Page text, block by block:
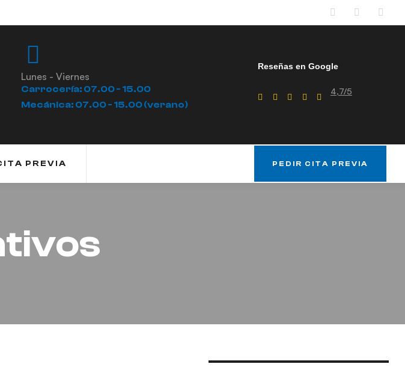
Lunes - Viernes
Carrocería: 07.00 - 15.00
Mecánica: 07.00 - 15.00 (verano)
Reseñas en Google
4,7/5
PREVIA PEDIR CITA PREVIA